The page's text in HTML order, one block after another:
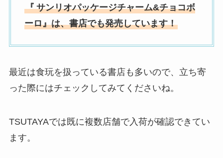
『 サンリオパッケージチャーム&チョコボ
ーロ』は、書店でも発売しています！
最近は食玩を扱っている書店も多いので、立ち寄
った際にはチェックしてみてくださいね。
TSUTAYAでは既に複数店舗で入荷が確認できてい
ます。